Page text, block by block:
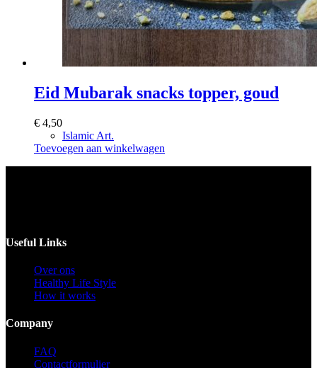
Eid Mubarak snacks topper, goud
€ 4,50
Islamic Art.
Toevoegen aan winkelwagen
Useful Links
Over ons
Healthy Life Style
How it works
Company
FAQ
Contactformulier